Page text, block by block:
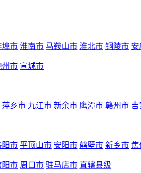
埠市 淮南市 马鞍山市 淮北市 铜陵市 安
州市 宣城市
萍乡市 九江市 新余市 鹰潭市 赣州市 吉
阳市 平顶山市 安阳市 鹤壁市 新乡市 焦
阳市 周口市 驻马店市 直辖县级